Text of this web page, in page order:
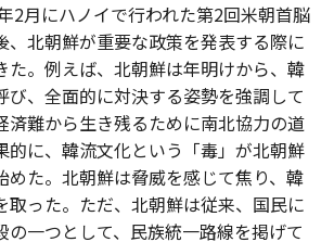
2月にハノイで行われた第2回米朝首脳
、北朝鮮が重要な政策を発表する際に
た。例えば、北朝鮮は年明けから、韓
び、全面的に対決する姿勢を強調して
済難から生き残るために南北協力の道
的に、韓流文化という「毒」が北朝鮮
めた。北朝鮮は脅威を感じて焦り、韓
取った。ただ、北朝鮮は従来、国民に
の一つとして、民族統一路線を掲げて